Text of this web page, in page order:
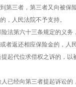
三者，第三者又向被保
，人民法院不予支持。
法第六十三条规定的义
者返还相应保险金的，人
起代位求偿权之诉的，
已经向第三者提起诉讼的